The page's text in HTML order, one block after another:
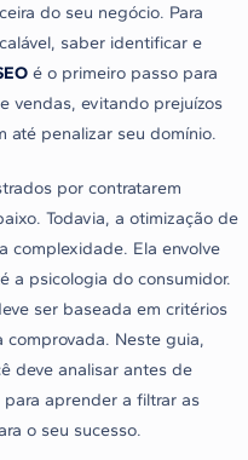
do seu negócio. Para
saber identificar e
é o primeiro passo para
vendas, evitando prejuízos
até penalizar seu domínio.
por contratarem
Todavia, a otimização de
complexidade. Ela envolve
a psicologia do consumidor.
ser baseada em critérios
Neste guia,
deve analisar antes de
aprender a filtrar as
o seu sucesso.